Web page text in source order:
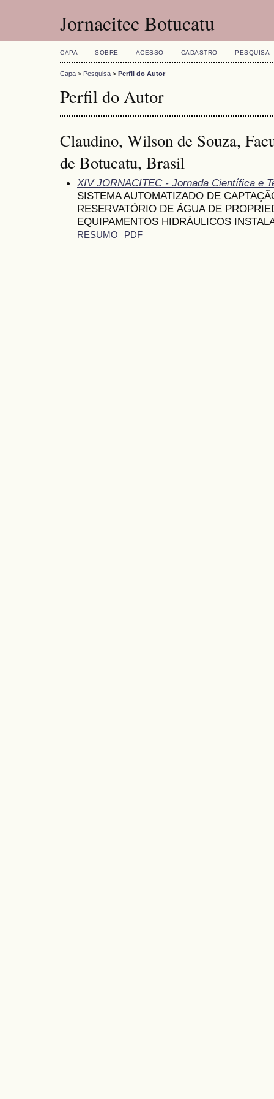
Jornacitec Botucatu
CAPA SOBRE ACESSO CADASTRO PESQUISA
Capa > Pesquisa > Perfil do Autor
Perfil do Autor
Claudino, Wilson de Souza,
de Botucatu, Brasil
XIV JORNACITEC - Jornada Científica e
SISTEMA AUTOMATIZADO DE
RESERVATÓRIO DE ÁGUA DE
EQUIPAMENTOS HIDRÁULICOS
RESUMO PDF